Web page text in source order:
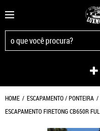
HOME
ESCAPAMENTO / PONTEIRA
ESCAPAMENTO FIRETONG CB650R